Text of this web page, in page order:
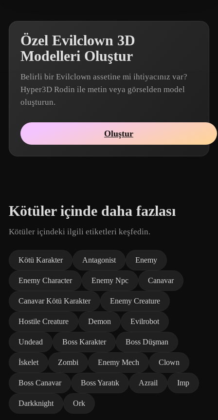
Özel Evilclown 3D
Modelleri Oluştur
Belirli bir Evilclown assetine mi ihtiyacınız var?
Hyper3D Rodin ile metin veya görselden model
oluşturun.
Oluştur
Kötüler içinde daha fazlası
Kötüler içindeki ilgili etiketleri keşfedin.
Kötü Karakter Antagonist Enemy
Enemy Character Enemy Npc Canavar
Canavar Kötü Karakter Enemy Creature
Hostile Creature Demon Evilrobot
Undead Boss Karakter Boss Düşman
İskelet Zombi Enemy Mech Clown
Boss Canavar Boss Yaratık Azrail Imp
Darkknight Ork